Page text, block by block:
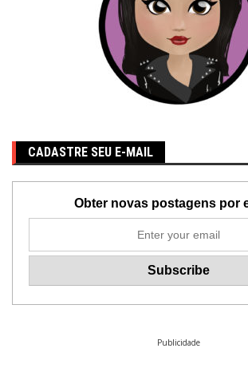
CADASTRE SEU E-MAIL
Obter novas postagens por
Publicidade